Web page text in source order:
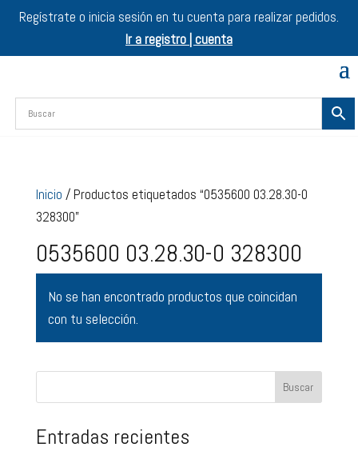
Regístrate o inicia sesión en tu cuenta para realizar pedidos.
Ir a registro | cuenta
Inicio / Productos etiquetados “0535600 03.28.30-0
328300”
0535600 03.28.30-0 328300
No se han encontrado productos que coincidan
con tu selección.
Buscar
Entradas recientes